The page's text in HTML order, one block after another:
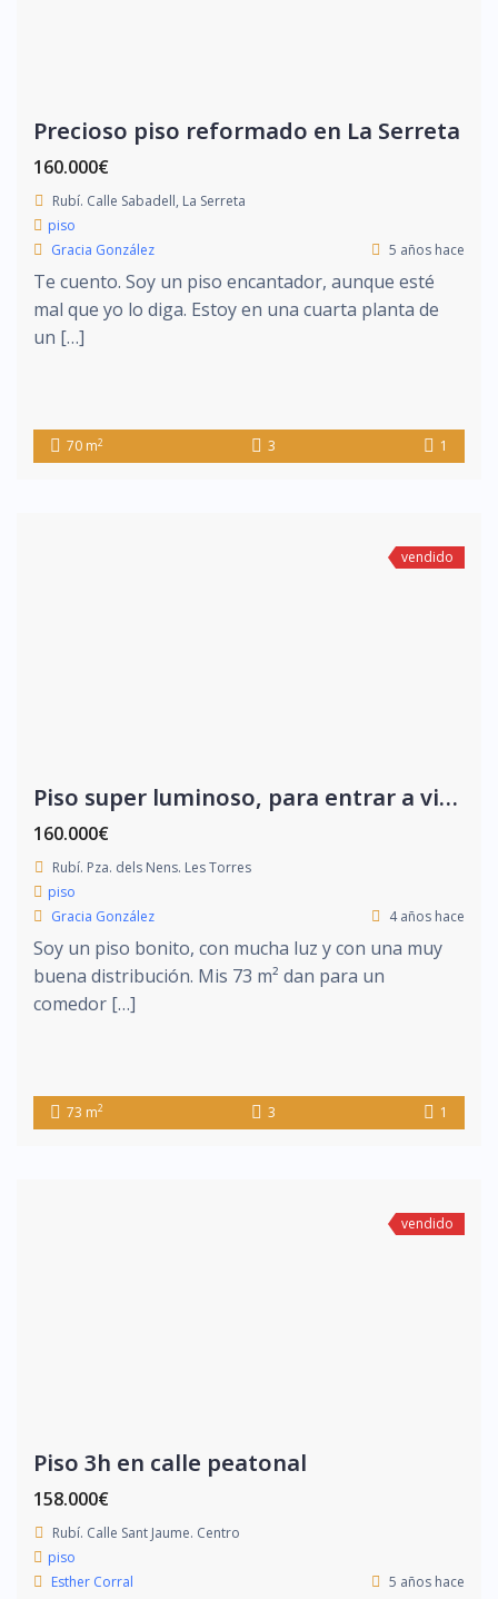
Precioso piso reformado en La Serreta
160.000€
Rubí. Calle Sabadell, La Serreta
piso
Gracia González
5 años hace
Te cuento. Soy un piso encantador, aunque esté
mal que yo lo diga. Estoy en una cuarta planta de
un […]
70 m2 3 1
vendido
Piso super luminoso, para entrar a vivir.
160.000€
Rubí. Pza. dels Nens. Les Torres
piso
Gracia González
4 años hace
Soy un piso bonito, con mucha luz y con una muy
buena distribución. Mis 73 m² dan para un
comedor […]
73 m2 3 1
vendido
Piso 3h en calle peatonal
158.000€
Rubí. Calle Sant Jaume. Centro
piso
Esther Corral
5 años hace